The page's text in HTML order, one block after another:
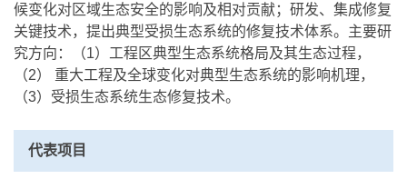
候变化对区域生态安全的影响及相对贡献；研发、集成修复
关键技术，提出典型受损生态系统的修复技术体系。主要研
究方向：（1）工程区典型生态系统格局及其生态过程，
（2） 重大工程及全球变化对典型生态系统的影响机理，
（3）受损生态系统生态修复技术。
代表项目